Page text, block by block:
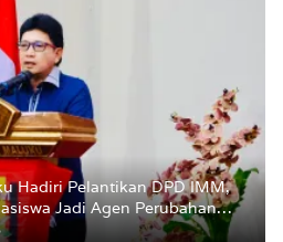
Hadiri Pelantikan DPD IMM,
Jadi Agen Perubahan
Pemerintah